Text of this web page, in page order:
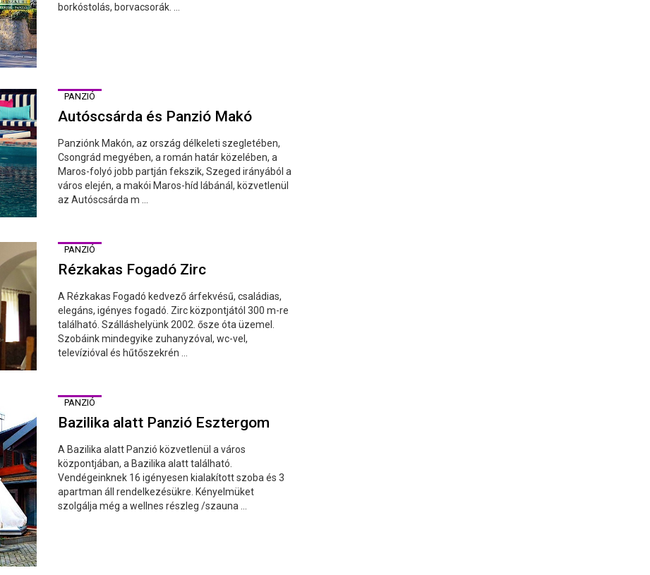
borkóstolás, borvacsorák. ...
PANZIÓ
Autóscsárda és Panzió Makó
Panziónk Makón, az ország délkeleti szegletében,
Csongrád megyében, a román határ közelében, a
Maros-folyó jobb partján fekszik, Szeged irányából a
város elején, a makói Maros-híd lábánál, közvetlenül
az Autóscsárda m ...
PANZIÓ
Rézkakas Fogadó Zirc
A Rézkakas Fogadó kedvező árfekvésű, családias,
elegáns, igényes fogadó. Zirc központjától 300 m-re
található. Szálláshelyünk 2002. ősze óta üzemel.
Szobáink mindegyike zuhanyzóval, wc-vel,
televízióval és hűtőszekrén ...
PANZIÓ
Bazilika alatt Panzió Esztergom
A Bazilika alatt Panzió közvetlenül a város
központjában, a Bazilika alatt található.
Vendégeinknek 16 igényesen kialakított szoba és 3
apartman áll rendelkezésükre. Kényelmüket
szolgálja még a wellnes részleg /szauna ...